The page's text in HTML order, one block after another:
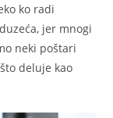
ko radi
jer mnogi
neki poštari
deluje kao